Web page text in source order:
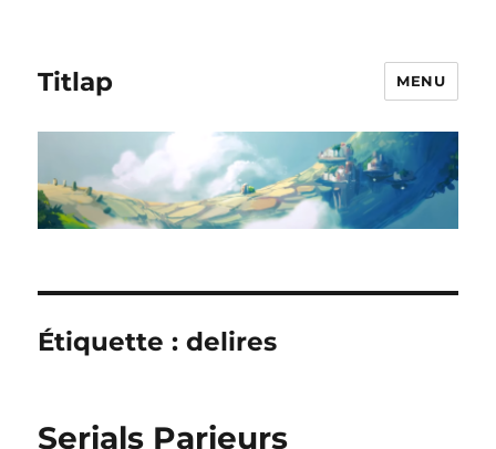
Titlap MENU
Étiquette :delires
Serials Parieurs